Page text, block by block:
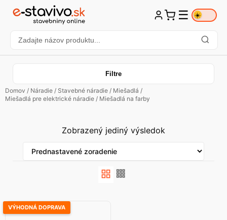
☰ ☀️
Filtre
Domov / Náradie / Stavebné náradie / Miešadlá /
Miešadlá pre elektrické náradie / Miešadlá na farby
Zobrazený jediný výsledok
VÝHODNÁ DOPRAVA